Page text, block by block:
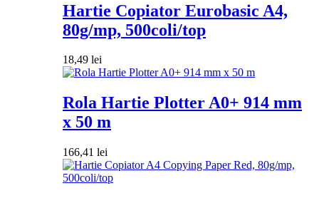
Hartie Copiator Eurobasic A4,
80g/mp, 500coli/top
18,49 lei
Rola Hartie Plotter A0+ 914 mm
x 50 m
166,41 lei